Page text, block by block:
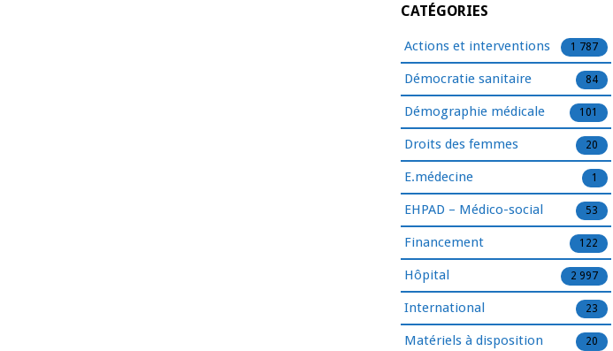
CATÉGORIES
Actions et interventions 1 787
Démocratie sanitaire 84
Démographie médicale 101
Droits des femmes 20
E.médecine 1
EHPAD – Médico-social 53
Financement 122
Hôpital 2 997
International 23
Matériels à disposition 20